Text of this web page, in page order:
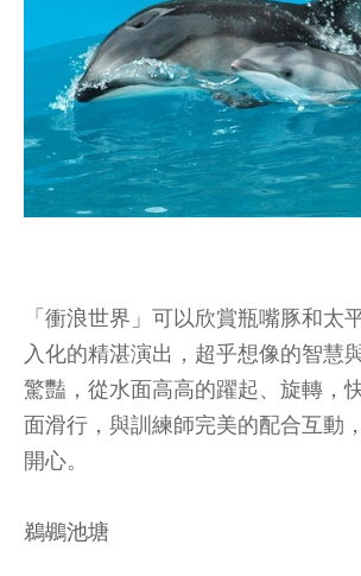
「衝浪世界」可以欣賞瓶嘴豚和太
入化的精湛演出，超乎想像的智慧
驚豔，從水面高高的躍起、旋轉，
面滑行，與訓練師完美的配合互動
開心。
鵜鶘池塘